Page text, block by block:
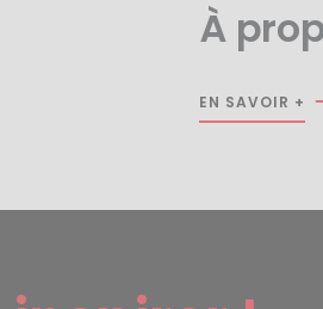
À
EN SAVOIR +